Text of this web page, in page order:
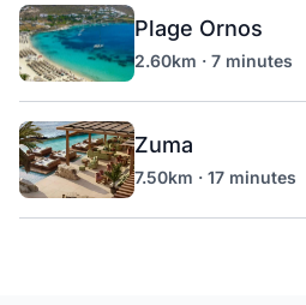
Plage Ornos
2.60km · 7 minutes
Zuma
7.50km · 17 minutes